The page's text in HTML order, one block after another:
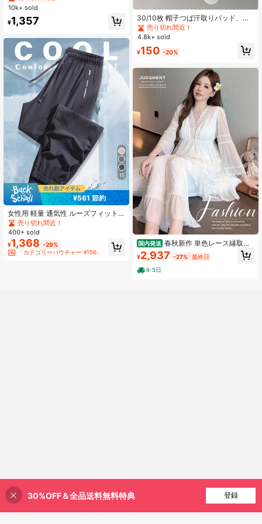
グ ウエスト、多用途 (ストライプパ
ターンランダム) 春、エフォートレス
スタイル
売り切れ間近！
売り切れ間近！
#1 ベストセラー
売り切れ間近！
10k+ sold
¥1,357
15
¥561 節約
女性用 軽量 通気性 ルーズフィット
カプリパンツ、吸湿速乾 スポーツズ
ボン 夏 アウトドア サイクリング ラ
ンニング、無地
売り切れ間近！
400+ sold
¥1,368 -29%
「カテゴリーバウチャー ¥156」
30/10枚 帽子つば汗取りパッド、シ
ャツ襟汗取りガード、帽子裏汗取り
パッチ、白 通気性吸汗パッド、汗防
ットネス・旅行・新学期必需品
売り切れ間近！
#1 ベストセラー
売り切れ間近！
#1 ベストセラー
売り切れ間近！
#1 ベストセラー
4.8k+ sold
¥150 -20%
国内発送 春秋新作 単色レース縁取り
キュートなゆったりプリンセス風 チ
ュールパジャマセット ホームウェア
¥2,937 -27% 最終日
4-5日
27% 割引！
30%OFF＆全品送料無料特典 登録